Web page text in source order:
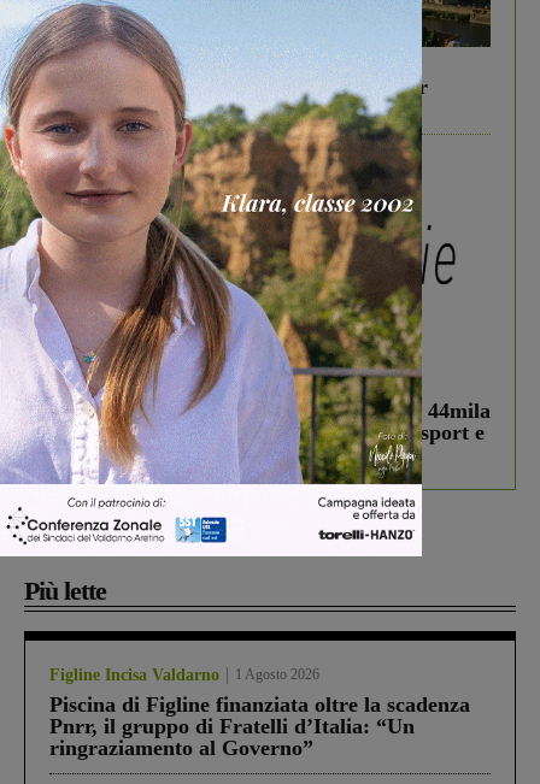
In vetrina 6 Agosto 2026
Gita di famiglia a Firenze: 5 idee per far
divertire i tuoi figli
In vetrina 3 Agosto 2026
Estra Notizie agosto: Smart Cities, oltre 44mila
studenti coinvolti, torna il bando per lo sport e
debutta il podcast Estrair
Più lette
Figline Incisa Valdarno 1 Agosto 2026
Piscina di Figline finanziata oltre la scadenza
Pnrr, il gruppo di Fratelli d’Italia: “Un
ringraziamento al Governo”